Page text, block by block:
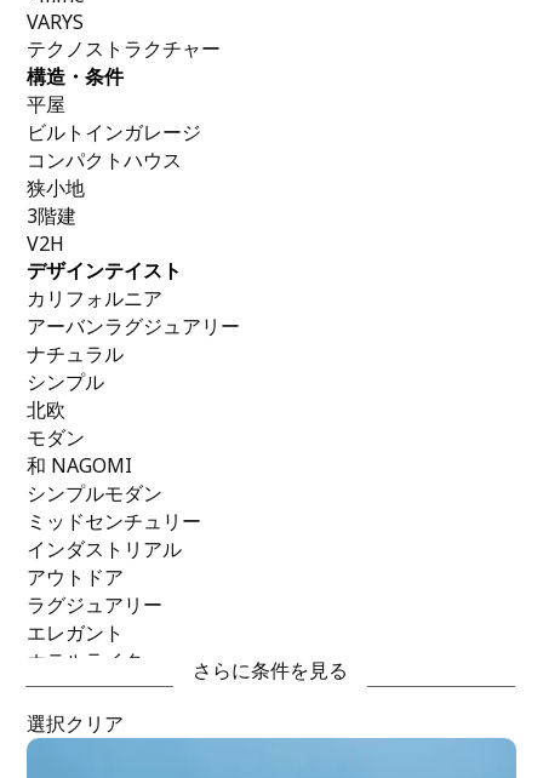
VARYS
テクノストラクチャー
構造・条件
平屋
ビルトインガレージ
コンパクトハウス
狭小地
3階建
V2H
デザインテイスト
カリフォルニア
アーバンラグジュアリー
ナチュラル
シンプル
北欧
モダン
和 NAGOMI
シンプルモダン
ミッドセンチュリー
インダストリアル
アウトドア
ラグジュアリー
エレガント
ホテルライク
ジャパンデイ
リゾート
シャビーシック
さらに条件を見る
選択クリア